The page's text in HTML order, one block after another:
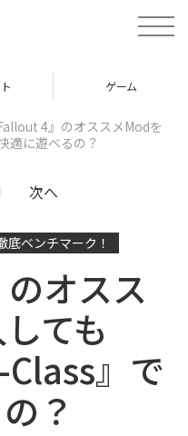
t
o
v
ゲーム
Fallout 4』のオススメModを
適に遊べるの？
次へ
ベンチマーク！
オスス
ても
Class』で
？